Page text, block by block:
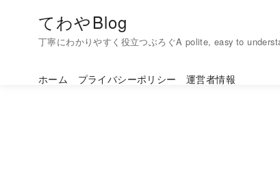
てわやBlog
丁寧にわかりやすく役立つぶろぐA polite, easy to
ホーム プライバシーポリシー 運営者情報